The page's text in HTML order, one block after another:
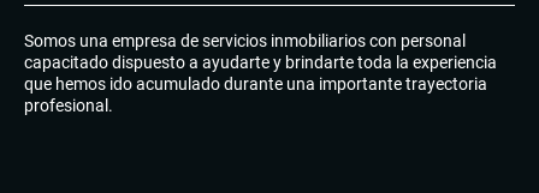
Somos una empresa de servicios inmobiliarios con personal
capacitado dispuesto a ayudarte y brindarte toda la experiencia
que hemos ido acumulado durante una importante trayectoria
profesional.